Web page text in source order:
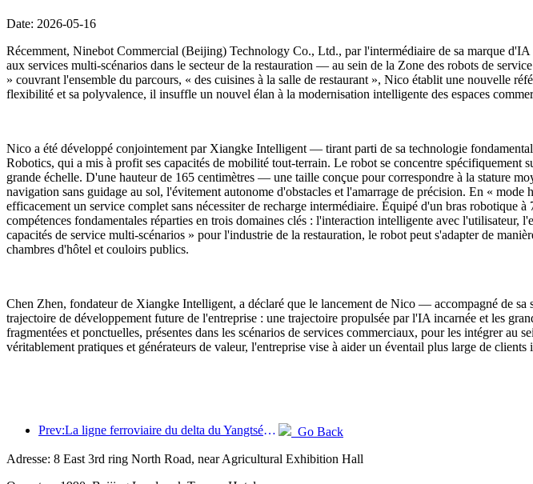
Date: 2026-05-16
Récemment, Ninebot Commercial (Beijing) Technology Co., Ltd., par l'intermédiaire de sa marque
aux services multi-scénarios dans le secteur de la restauration — au sein de la Zone des robots de
» couvrant l'ensemble du parcours, « des cuisines à la salle de restaurant », Nico établit une nouvelle
flexibilité et sa polyvalence, il insuffle un nouvel élan à la modernisation intelligente des espaces
Nico a été développé conjointement par Xiangke Intelligent — tirant parti de sa technologie
Robotics, qui a mis à profit ses capacités de mobilité tout-terrain. Le robot se concentre spécifiquement
grande échelle. D'une hauteur de 165 centimètres — une taille conçue pour correspondre à la stature
navigation sans guidage au sol, l'évitement autonome d'obstacles et l'amarrage de précision. En «
efficacement un service complet sans nécessiter de recharge intermédiaire. Équipé d'un bras
compétences fondamentales réparties en trois domaines clés : l'interaction intelligente avec
capacités de service multi-scénarios » pour l'industrie de la restauration, le robot peut s'adapter de
chambres d'hôtel et couloirs publics.
Chen Zhen, fondateur de Xiangke Intelligent, a déclaré que le lancement de Nico — accompagné de
trajectoire de développement future de l'entreprise : une trajectoire propulsée par l'IA incarnée et les
fragmentées et ponctuelles, présentes dans les scénarios de services commerciaux, pour les intégrer
véritablement pratiques et générateurs de valeur, l'entreprise vise à aider un éventail plus large de
Prev:La ligne ferroviaire du delta du Yangtsé a transporté plus de 21,38 millions de passagers pendant les vacances du 1er mai.
Go Back
Adresse: 8 East 3rd ring North Road, near Agricultural Exhibition Hall